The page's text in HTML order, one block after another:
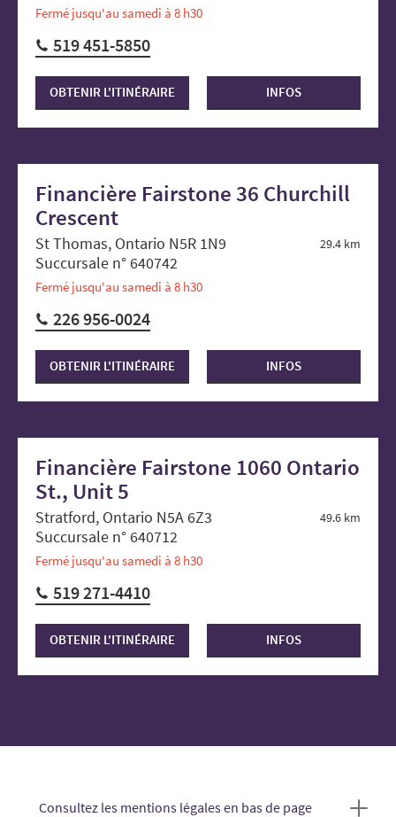
Fermé jusqu'au samedi à 8 h30
519 451-5850
OBTENIR L'ITINÉRAIRE INFOS
Financière Fairstone 36 Churchill
Crescent
29.4 km
St Thomas, Ontario N5R 1N9
Succursale n° 640742
Fermé jusqu'au samedi à 8 h30
226 956-0024
OBTENIR L'ITINÉRAIRE INFOS
Financière Fairstone 1060 Ontario
St., Unit 5
49.6 km
Stratford, Ontario N5A 6Z3
Succursale n° 640712
Fermé jusqu'au samedi à 8 h30
519 271-4410
OBTENIR L'ITINÉRAIRE INFOS
Consultez les mentions légales en bas de page